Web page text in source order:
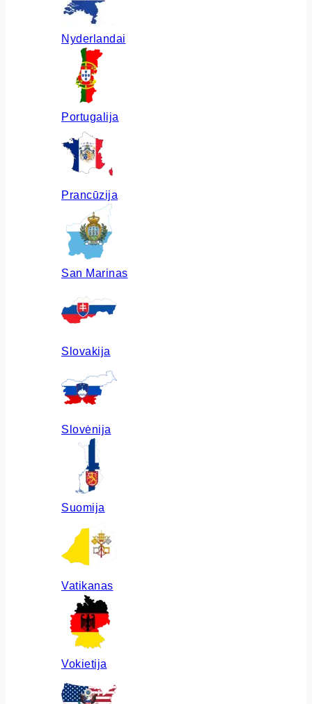
Nyderlandai
Portugalija
Prancūzija
San Marinas
Slovakija
Slovėnija
Suomija
Vatikanas
Vokietija